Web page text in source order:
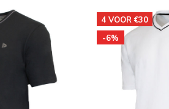
4 VOOR €30
-6%